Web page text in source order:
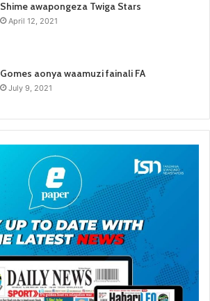
Shime awapongeza Twiga Stars
April 12, 2021
Gomes aonya waamuzi fainali FA
July 9, 2021